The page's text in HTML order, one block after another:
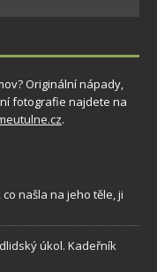
Originální nápady,
fotografie najdete na
.
našla na jeho těle, ji
úkol. Kadeřník